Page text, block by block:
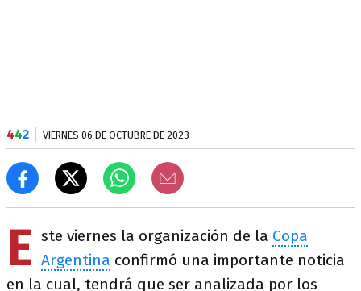
442 VIERNES 06 DE OCTUBRE DE 2023
E ste viernes la organización de la Copa
Argentina confirmó una importante noticia
en la cual, tendrá que ser analizada por los